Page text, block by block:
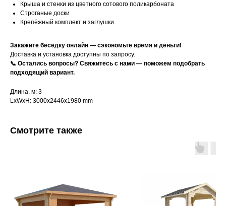
Крыша и стенки из цветного сотового поликарбоната
Строганые доски
Крепёжный комплект и заглушки
Закажите беседку онлайн — сэкономьте время и деньги!
Доставка и установка доступны по запросу.
📞 Остались вопросы? Свяжитесь с нами — поможем подобрать
подходящий вариант.
Длина, м: 3
LxWxH: 3000x2446x1980 mm
Смотрите также